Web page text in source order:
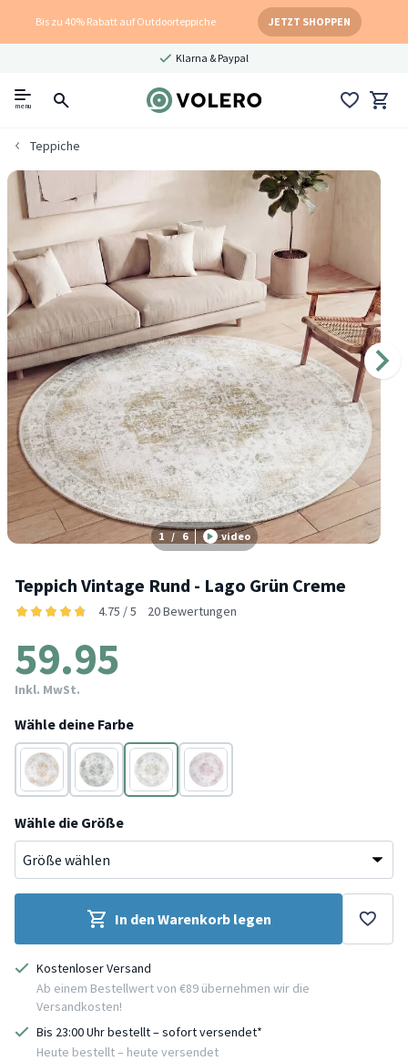
Bis zu 40% Rabatt auf Outdoorteppiche JETZT SHOPPEN
Klarna & Paypal
menu
Teppiche
1 / 6 video
Teppich Vintage Rund - Lago Grün Creme
4.75 / 5 20 Bewertungen
59.95
Inkl. MwSt.
Wähle deine Farbe
Gelb Grau Grün
Rosa
Wähle die Größe
In den Warenkorb legen
Kostenloser Versand
Ab einem Bestellwert von €89 übernehmen wir die
Versandkosten!
Bis 23:00 Uhr bestellt – sofort versendet*
Heute bestellt – heute versendet